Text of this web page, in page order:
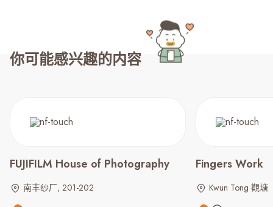
你可能感兴趣的内容
FUJIFILM House of Photography
南丰纱厂, 201-202
Fingers Work
Kwun Tong 觀塘